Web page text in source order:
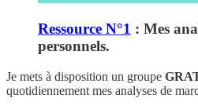
Ressource N°1 : Mes
personnels.
Je mets à disposition un groupe
quotidiennement mes analyses de